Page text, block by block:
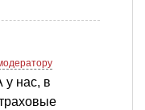
нас, в